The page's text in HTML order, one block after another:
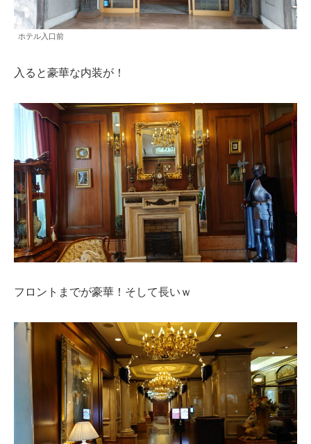
ホテル入口前
入ると豪華な内装が！
フロントまでが豪華！そして長いｗ